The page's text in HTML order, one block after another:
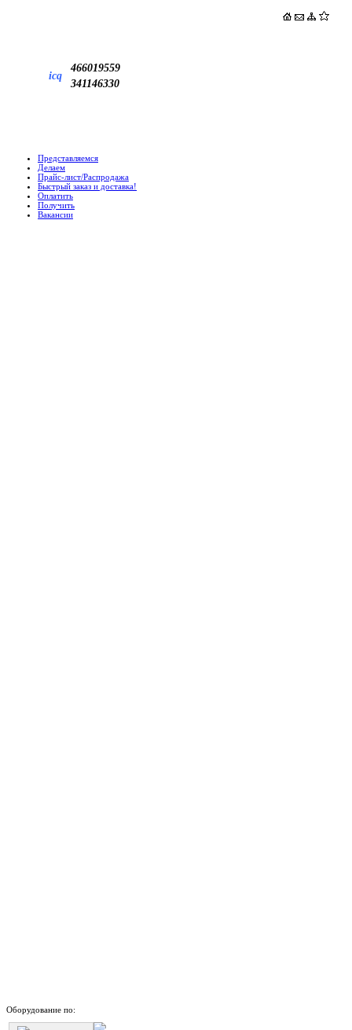
icq
466019559
341146330
Представляемся
Делаем
Прайс-лист/Распродажа
Быстрый заказ и доставка!
Оплатить
Получить
Вакансии
Оборудование по: